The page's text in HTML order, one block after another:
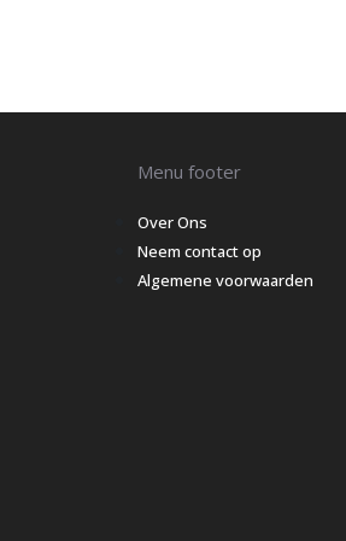
Menu footer
Over Ons
Neem contact op
Algemene voorwaarden